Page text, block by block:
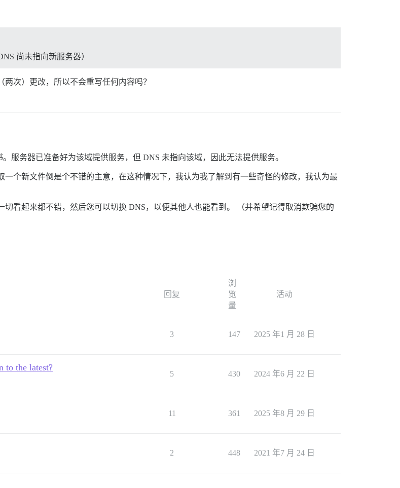
尚未指向新服务器）
次）更改，所以不会重写任何内容吗？
服务器已准备好为该域提供服务，但 DNS 未指向该域，因此无法提供服务。
个新文件倒是个不错的主意，在这种情况下，我认为我了解到有一些奇怪的修改，我认为最
看起来都不错，然后您可以切换 DNS，以便其他人也能看到。 （并希望记得取消欺骗您的
回复
浏
览
量
活动
3 147 2025 年1 月 28 日
to the latest?
5 430 2024 年6 月 22 日
11 361 2025 年8 月 29 日
2 448 2021 年7 月 24 日